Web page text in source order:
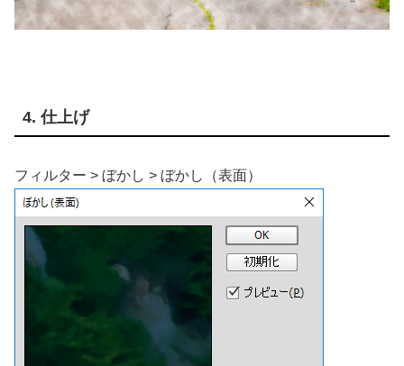
4. 仕上げ
フィルター > ぼかし > ぼかし（表面）